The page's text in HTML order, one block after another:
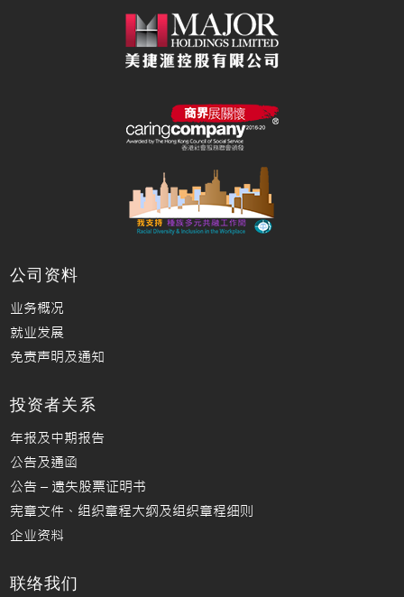
公司资料
业务概况
就业发展
免责声明及通知
投资者关系
年报及中期报告
公告及通函
公告 – 遗失股票证明书
宪章文件、组织章程大纲及组织章程细则
企业资料
联络我们